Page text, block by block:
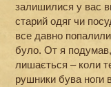
залишилися у вас
старий одяг чи
все давно
було. От я
лишається – коли
рушники бува ноги